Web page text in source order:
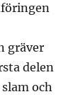
gräver
delen
och